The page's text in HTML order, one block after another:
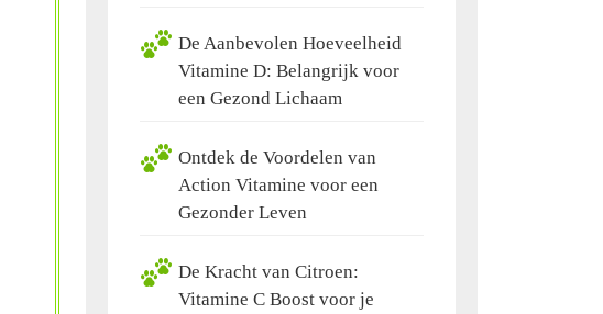
De Aanbevolen Hoeveelheid
Vitamine D: Belangrijk voor
een Gezond Lichaam
Ontdek de Voordelen van
Action Vitamine voor een
Gezonder Leven
De Kracht van Citroen:
Vitamine C Boost voor je